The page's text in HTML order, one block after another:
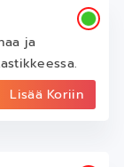
ja
Lisää Koriin